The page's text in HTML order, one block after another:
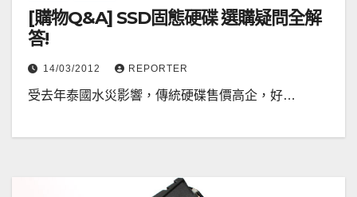
[購物Q&A] SSD固態硬碟 選購疑問全解
答!
14/03/2012 REPORTER
受去年泰國水災影響，傳統硬碟售價高企，好…